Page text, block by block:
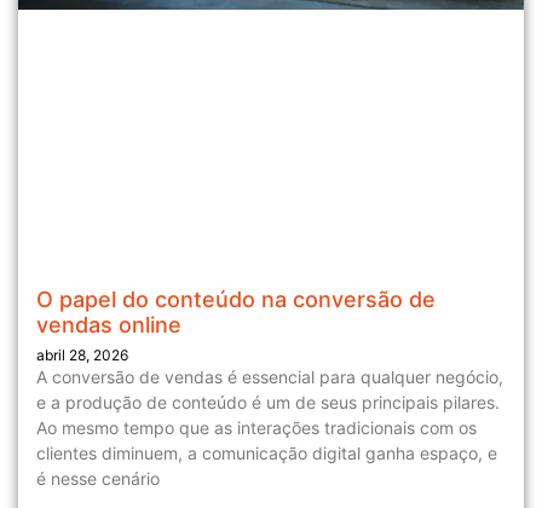
O papel do conteúdo na conversão de
vendas online
abril 28, 2026
A conversão de vendas é essencial para qualquer negócio,
e a produção de conteúdo é um de seus principais pilares.
Ao mesmo tempo que as interações tradicionais com os
clientes diminuem, a comunicação digital ganha espaço, e
é nesse cenário